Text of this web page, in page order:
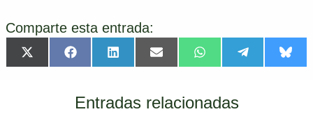
Comparte esta entrada:
Compartir
en
X
(Twitter)
Compartir
en
FacebookCompartir
en
LinkedIn Compartir
en
Email
Compartir
en
WhatsAppCompartir
en
Telegram
en
Entradas relacionadas